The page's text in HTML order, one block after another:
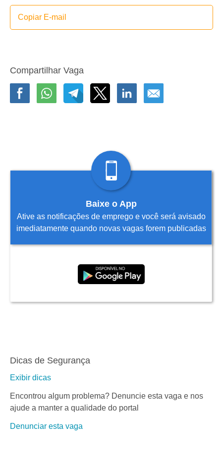
Copiar E-mail
Compartilhar Vaga
Baixe o App
Ative as notificações de emprego e você será avisado
imediatamente quando novas vagas forem publicadas
Dicas de Segurança
Exibir dicas
Encontrou algum problema? Denuncie esta vaga e nos
ajude a manter a qualidade do portal
Denunciar esta vaga